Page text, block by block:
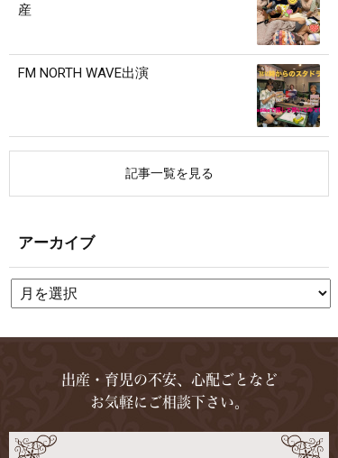
産
FM NORTH WAVE出演
記事一覧を見る
アーカイブ
出産・育児の不安、心配ごとなど
お気軽にご相談下さい。